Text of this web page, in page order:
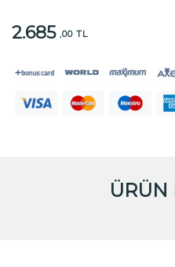
2.685 ,00 TL
ÜRÜN